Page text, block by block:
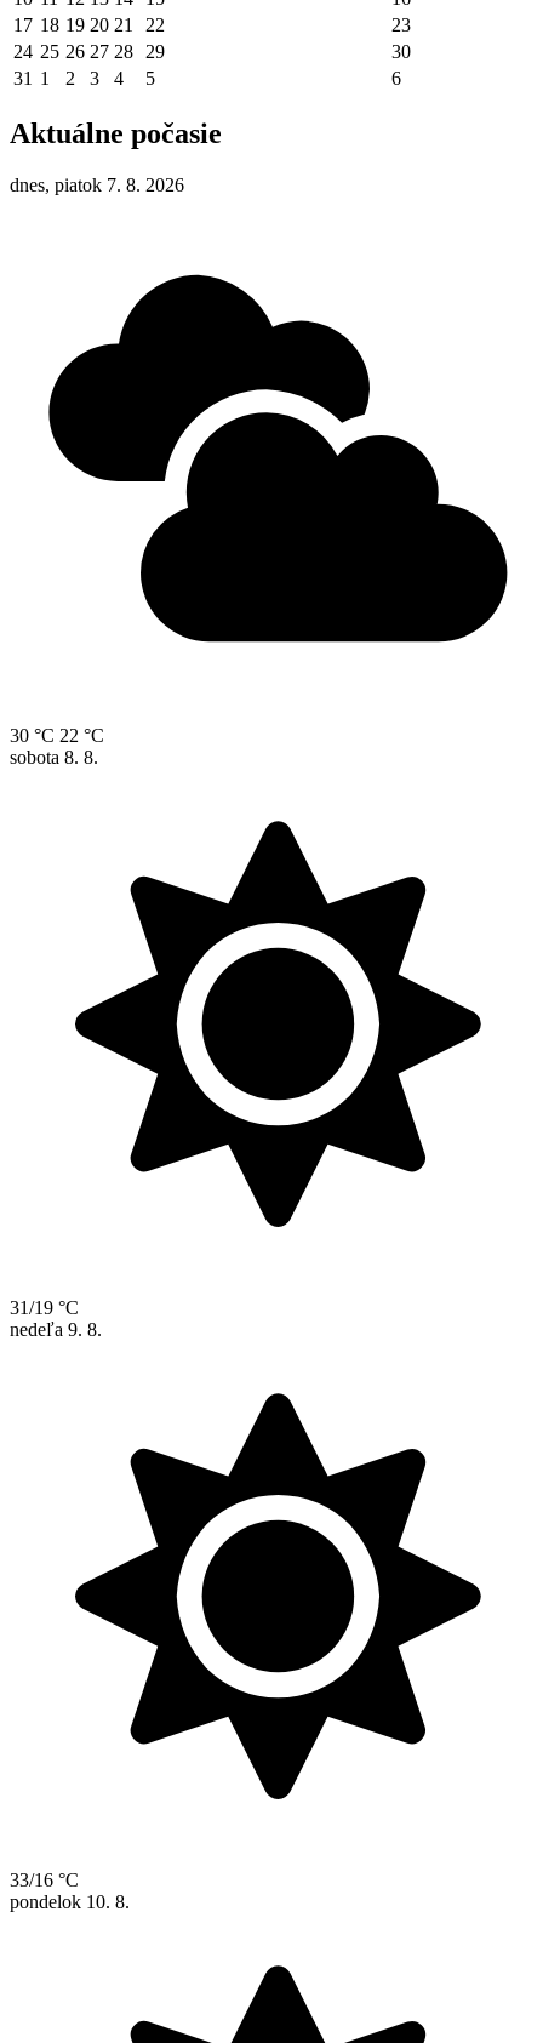
17 18 19 20 21 22
23
24 25 26 27 28 29
30
31 1 2 3 4 5 6
Aktuálne počasie
dnes, piatok 7. 8. 2026
30 °C 22 °C
sobota 8. 8.
31/19 °C
nedeľa 9. 8.
33/16 °C
pondelok 10. 8.